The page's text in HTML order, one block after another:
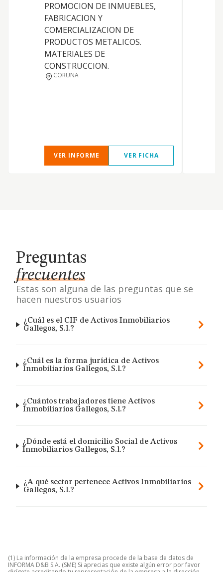
PROMOCION DE INMUEBLES,
FABRICACION Y
COMERCIALIZACION DE
PRODUCTOS METALICOS.
MATERIALES DE
CONSTRUCCION.
CORUNA
VER INFORME VER FICHA
Preguntas
frecuentes
Estas son alguna de las preguntas que se
hacen nuestros usuarios
¿Cuál es el CIF de Activos Inmobiliarios
Gallegos, S.l.?
¿Cuál es la forma jurídica de Activos
Inmobiliarios Gallegos, S.l.?
¿Cuántos trabajadores tiene Activos
Inmobiliarios Gallegos, S.l.?
¿Dónde está el domicilio Social de Activos
Inmobiliarios Gallegos, S.l.?
¿A qué sector pertenece Activos Inmobiliarios
Gallegos, S.l.?
(1) La información de la empresa procede de la base de datos de
INFORMA D&B S.A. (SME) Si aprecias que existe algún error por favor